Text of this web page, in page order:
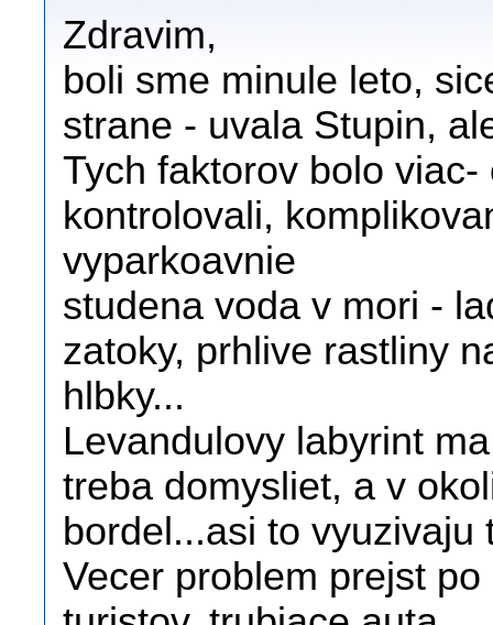
Zdravim,
boli sme minule leto,
strane - uvala Stupin,
Tych faktorov bolo
kontrolovali,
vyparkoavnie
studena voda v mori -
zatoky, prhlive rastliny
hlbky...
Levandulovy labyrint
treba domysliet, a v
bordel...asi to vyuzivaju
Vecer problem prejst